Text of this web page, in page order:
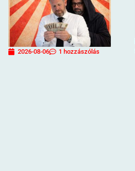
2026-08-06 1 hozzászólás